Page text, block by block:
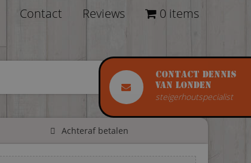
Contact Dennis
van Londen
steigerhoutspecialist
Contact Reviews 0 items
Achteraf betalen